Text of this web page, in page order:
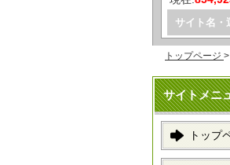
サイト名・
トップページ >
サイトメニ
トップ